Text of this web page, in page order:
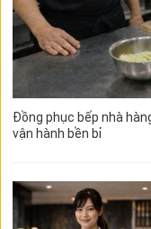
Đồng phục bếp nhà
vận hành bền bỉ